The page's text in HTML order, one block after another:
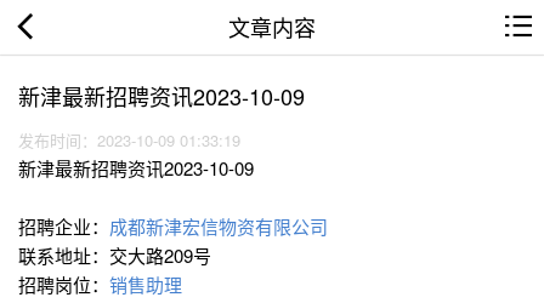
文章内容
新津最新招聘资讯2023-10-09
发布时间：2023-10-09 01:33:19
新津最新招聘资讯2023-10-09
招聘企业： 成都新津宏信物资有限公司
联系地址：交大路209号
招聘岗位： 销售助理